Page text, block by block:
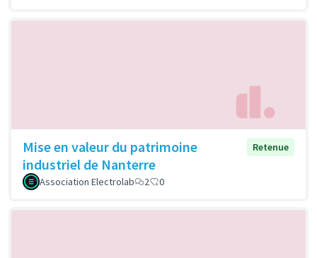
Mise en valeur du patrimoine
industriel de Nanterre
Retenue
Association Electrolab 2 0